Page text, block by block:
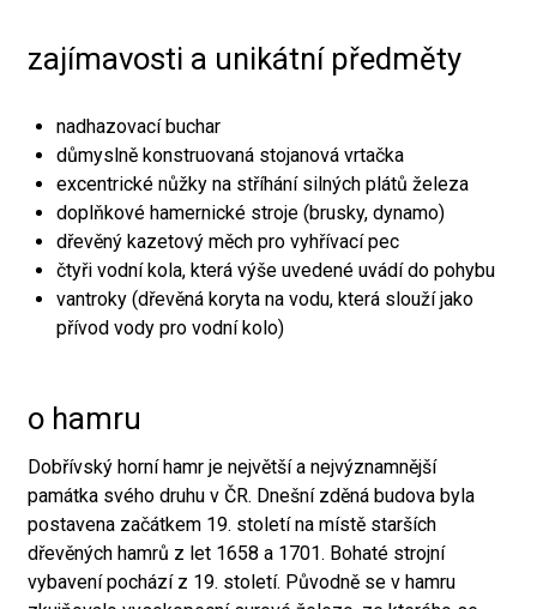
zajímavosti a unikátní předměty
nadhazovací buchar
důmyslně konstruovaná stojanová vrtačka
excentrické nůžky na stříhání silných plátů železa
doplňkové hamernické stroje (brusky, dynamo)
dřevěný kazetový měch pro vyhřívací pec
čtyři vodní kola, která výše uvedené uvádí do pohybu
vantroky (dřevěná koryta na vodu, která slouží jako
přívod vody pro vodní kolo)
o hamru
Dobřívský horní hamr je největší a nejvýznamnější
památka svého druhu v ČR. Dnešní zděná budova byla
postavena začátkem 19. století na místě starších
dřevěných hamrů z let 1658 a 1701. Bohaté strojní
vybavení pochází z 19. století. Původně se v hamru